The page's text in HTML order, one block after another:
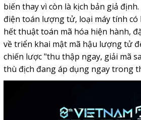
biến thay vì còn là kịch bản giả
điện toán lượng tử, loại máy tính có
hết thuật toán mã hóa hiện hành,
về triển khai mật mã hậu lượng tử
chiến lược "thu thập ngay, giải mã
thù địch đang áp dụng ngay trong